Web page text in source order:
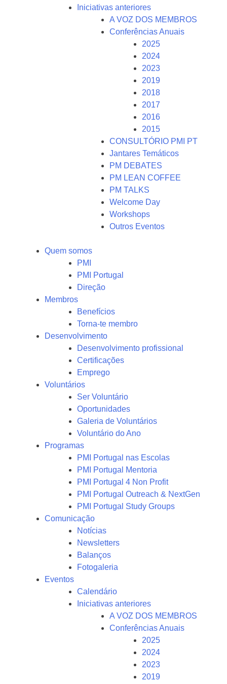
Iniciativas anteriores
A VOZ DOS MEMBROS
Conferências Anuais
2025
2024
2023
2019
2018
2017
2016
2015
CONSULTÓRIO PMI PT
Jantares Temáticos
PM DEBATES
PM LEAN COFFEE
PM TALKS
Welcome Day
Workshops
Outros Eventos
Quem somos
PMI
PMI Portugal
Direção
Membros
Benefícios
Torna-te membro
Desenvolvimento
Desenvolvimento profissional
Certificações
Emprego
Voluntários
Ser Voluntário
Oportunidades
Galeria de Voluntários
Voluntário do Ano
Programas
PMI Portugal nas Escolas
PMI Portugal Mentoria
PMI Portugal 4 Non Profit
PMI Portugal Outreach & NextGen
PMI Portugal Study Groups
Comunicação
Notícias
Newsletters
Balanços
Fotogaleria
Eventos
Calendário
Iniciativas anteriores
A VOZ DOS MEMBROS
Conferências Anuais
2025
2024
2023
2019